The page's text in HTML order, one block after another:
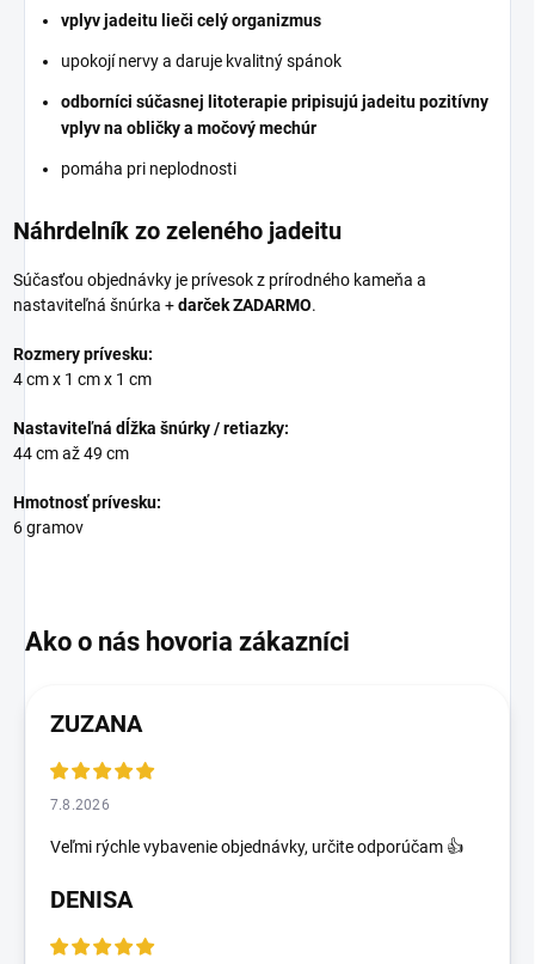
vplyv jadeitu lieči celý organizmus
upokojí nervy a daruje kvalitný spánok
odborníci súčasnej litoterapie pripisujú jadeitu pozitívny
vplyv na obličky a močový mechúr
pomáha pri neplodnosti
Náhrdelník zo zeleného jadeitu
Súčasťou objednávky je prívesok z prírodného kameňa a
nastaviteľná šnúrka +darček ZADARMO.
Rozmery prívesku:
4 cm x 1 cm x 1 cm
Nastaviteľná dĺžka šnúrky / retiazky:
44 cm až 49 cm
Hmotnosť prívesku:
6 gramov
ZUZANA
7.8.2026
Veľmi rýchle vybavenie objednávky, určite odporúčam 👍
DENISA